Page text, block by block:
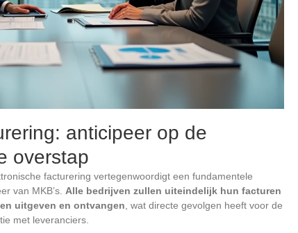
anticipeer op de
overstap
facturering vertegenwoordigt een fundamentele
van MKB’s. Alle bedrijven zullen uiteindelijk hun facturen
uitgeven en ontvangen , wat directe gevolgen heeft voor de
met leveranciers.